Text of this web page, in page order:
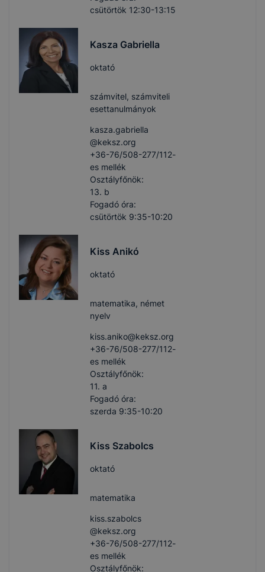
csütörtök 12:30-13:15
Kasza Gabriella
oktató
számvitel, számviteli
esettanulmányok
kasza.gabriella​
@keksz.org
+36-76/508-277/112-
es mellék
Osztályfőnök:
13. b
Fogadó óra:
csütörtök 9:35-10:20
Kiss Anikó
oktató
matematika, német
nyelv
kiss.aniko​@keksz.org
+36-76/508-277/112-
es mellék
Osztályfőnök:
11. a
Fogadó óra:
szerda 9:35-10:20
Kiss Szabolcs
oktató
matematika
kiss.szabolcs​
@keksz.org
+36-76/508-277/112-
es mellék
Osztályfőnök: